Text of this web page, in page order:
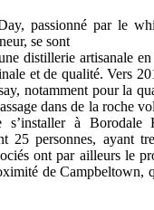
passionné par le
se sont
distillerie artisanale
et de qualité. Vers
notamment pour la
dans de la roche
à Borodale
25 personnes, ayant
ont par ailleurs le
de Campbeltown,